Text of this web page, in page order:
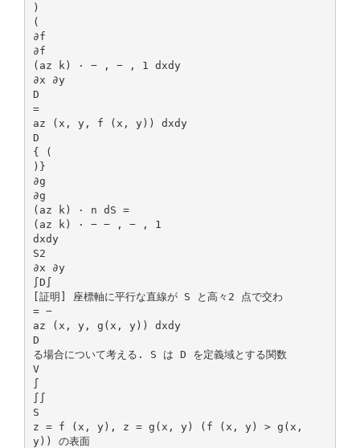
)
(
∂f
∂f
(az k) · − , − , 1 dxdy
∂x ∂y
D
=
az (x, y, f (x, y)) dxdy
D
{ (
)}
∂g
∂g
(az k) · n dS =
(az k) · − − , − , 1
dxdy
S2
∂x ∂y
∫D∫
[証明] 座標軸に平行な直線が S と高々2 点で交わ
= −
az (x, y, g(x, y)) dxdy
D
る場合について考える. S は D を定義域とする関数
V
∫
∫∫
S
z = f (x, y), z = g(x, y) (f (x, y) > g(x,
y)) の表面